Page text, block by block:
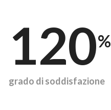
120%
grado di soddisfazione